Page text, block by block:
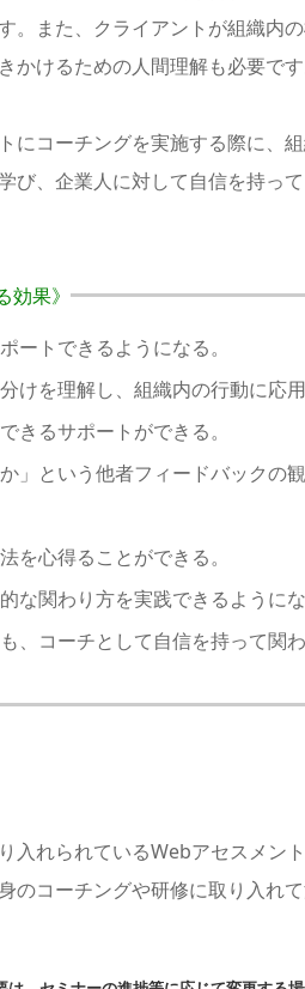
。また、クライアントが組織内
けるための人間理解も必要です
にコーチングを実施する際に、
び、企業人に対して自信を持っ
効果》
ートできるようになる。
けを理解し、組織内の行動に応用
きるサポートができる。
」という他者フィードバックの
を心得ることができる。
な関わり方を実践できるようにな
、コーチとして自信を持って関
入れられているWebアセスメン
コーチングや研修に取り入れて